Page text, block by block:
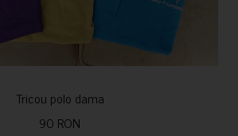
Tricou polo dama
90 RON